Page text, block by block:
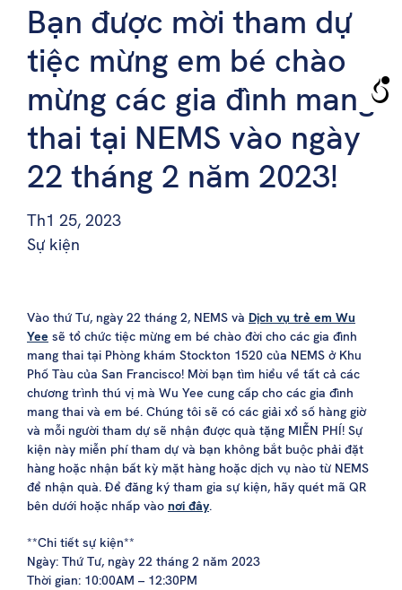
Bạn được mời tham dự
tiệc mừng em bé chào
mừng các gia đình mang
thai tại NEMS vào ngày
22 tháng 2 năm 2023!
Th1 25, 2023
Sự kiện
Vào thứ Tư, ngày 22 tháng 2, NEMS và Dịch vụ trẻ em Wu
Yee sẽ tổ chức tiệc mừng em bé chào đời cho các gia đình
mang thai tại Phòng khám Stockton 1520 của NEMS ở Khu
Phố Tàu của San Francisco! Mời bạn tìm hiểu về tất cả các
chương trình thú vị mà Wu Yee cung cấp cho các gia đình
mang thai và em bé. Chúng tôi sẽ có các giải xổ số hàng giờ
và mỗi người tham dự sẽ nhận được quà tặng MIỄN PHÍ! Sự
kiện này miễn phí tham dự và bạn không bắt buộc phải đặt
hàng hoặc nhận bất kỳ mặt hàng hoặc dịch vụ nào từ NEMS
để nhận quà. Để đăng ký tham gia sự kiện, hãy quét mã QR
bên dưới hoặc nhấp vào nơi đây.
**Chi tiết sự kiện**
Ngày: Thứ Tư, ngày 22 tháng 2 năm 2023
Thời gian: 10:00AM – 12:30PM